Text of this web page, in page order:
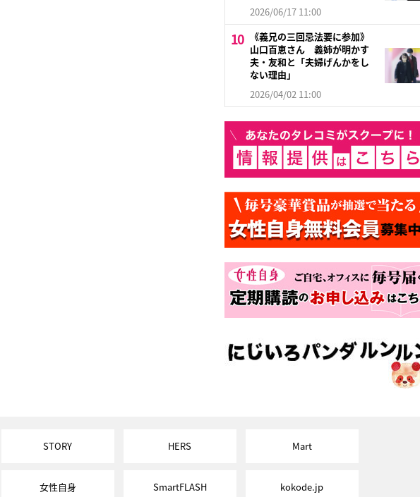
2026/06/17 11:00
《義兄の三回忌法要に参加》
山口百恵さん 義姉が明かす
夫・友和と「夫婦げんかをし
ない理由」
2026/04/02 11:00
STORY HERS Mart
女性自身 SmartFLASH kokode.jp